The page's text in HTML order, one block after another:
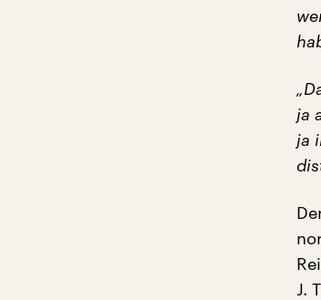
ja
ja
J.